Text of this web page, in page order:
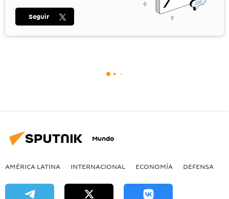
Seguir
Mundo
AMÉRICA LATINA INTERNACIONAL ECONOMÍA DEFENSA